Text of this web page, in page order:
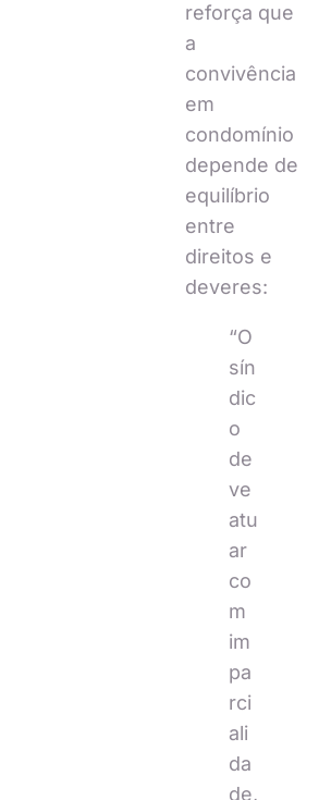
reforça que
a
convivência
em
condomínio
depende de
equilíbrio
entre
direitos e
deveres:
“O
sín
dic
o
de
ve
atu
ar
co
m
im
pa
rci
ali
da
de,